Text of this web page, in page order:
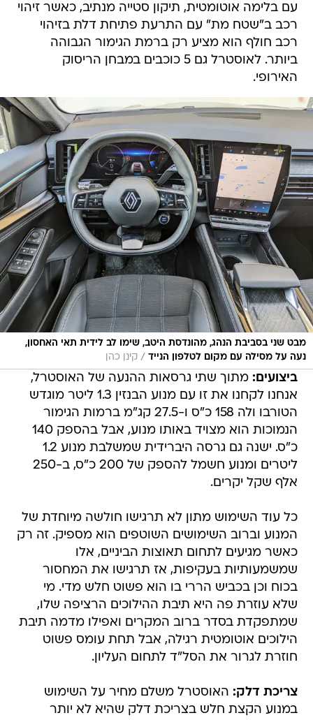
עם בלימה אוטומטית, תיקון סטייה מנתיב, כאשר זיהוי
רכב ב"שטח מת" עם התרעת פתיחת דלת בזיהוי
רכב חולף הוא מציע רק ברמת הגימור הגבוהה
ביותר. לאוסטרל גם 5 כוכבים במבחן הריסוק
האירופי.
מבט שני בסביבת הנהג, מהונדסת היטב, שימו לב לידית תאי האחסון,
נעה על מסילה עם מקום לטלפון הנייד / קינן כהן
ביצועים: מתוך שתי גרסאות ההנעה של האוסטרל,
אנחנו לקחנו את זו עם מנוע הבנזין 1.3 ליטר מוגדש
הטורבו ולה 158 כ"ס ו-27.5 קג"מ ברמות הגימור
הנמוכות הוא מצויד באותו מנוע, אבל בהספק 140
כ"ס. ישנה גם גרסה היברידית שמשלבת מנוע 1.2
ליטרים ומנוע חשמל להספק של 200 כ"ס, ב-250
אלף שקל יקרים.
כל עוד השימוש מתון לא תרגישו חולשה מיוחדת של
המנוע וברוב השימושים השוטפים הוא מספיק. זה רק
כאשר מגיעים לתחום תאוצות הביניים, אלו
שמשמעותיות בעקיפות, אז תרגישו את המחסור
בכוח וכן בכביש הררי בו הוא פשוט חלש מדי. מי
שלא עוזרת פה היא תיבת ההילוכים הרציפה שלו,
שמתפקדת בסדר ברוב המקרים ואפילו מדמה תיבת
הילוכים אוטומטית רגילה, אבל תחת עומס פשוט
חוזרת לגרור את הסל"ד לתחום העליון.
צריכת דלק: האוסטרל משלם מחיר על השימוש
במנוע הקצת חלש בצריכת דלק שהיא לא יותר